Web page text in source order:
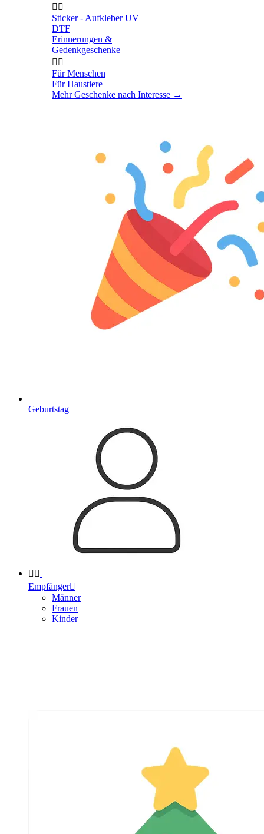
 
Sticker - Aufkleber UV
DTF
Erinnerungen &
Gedenkgeschenke
 
Für Menschen
Für Haustiere
Mehr Geschenke nach Interesse →
Geburtstag
 
Empfänger
Männer
Frauen
Kinder